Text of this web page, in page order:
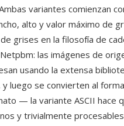
variantes comienzan
alto y valor máximo de
grises en la filosofía de
las imágenes de
usando la extensa
luego se convierten al
— la variante ASCII hace
y trivialmente